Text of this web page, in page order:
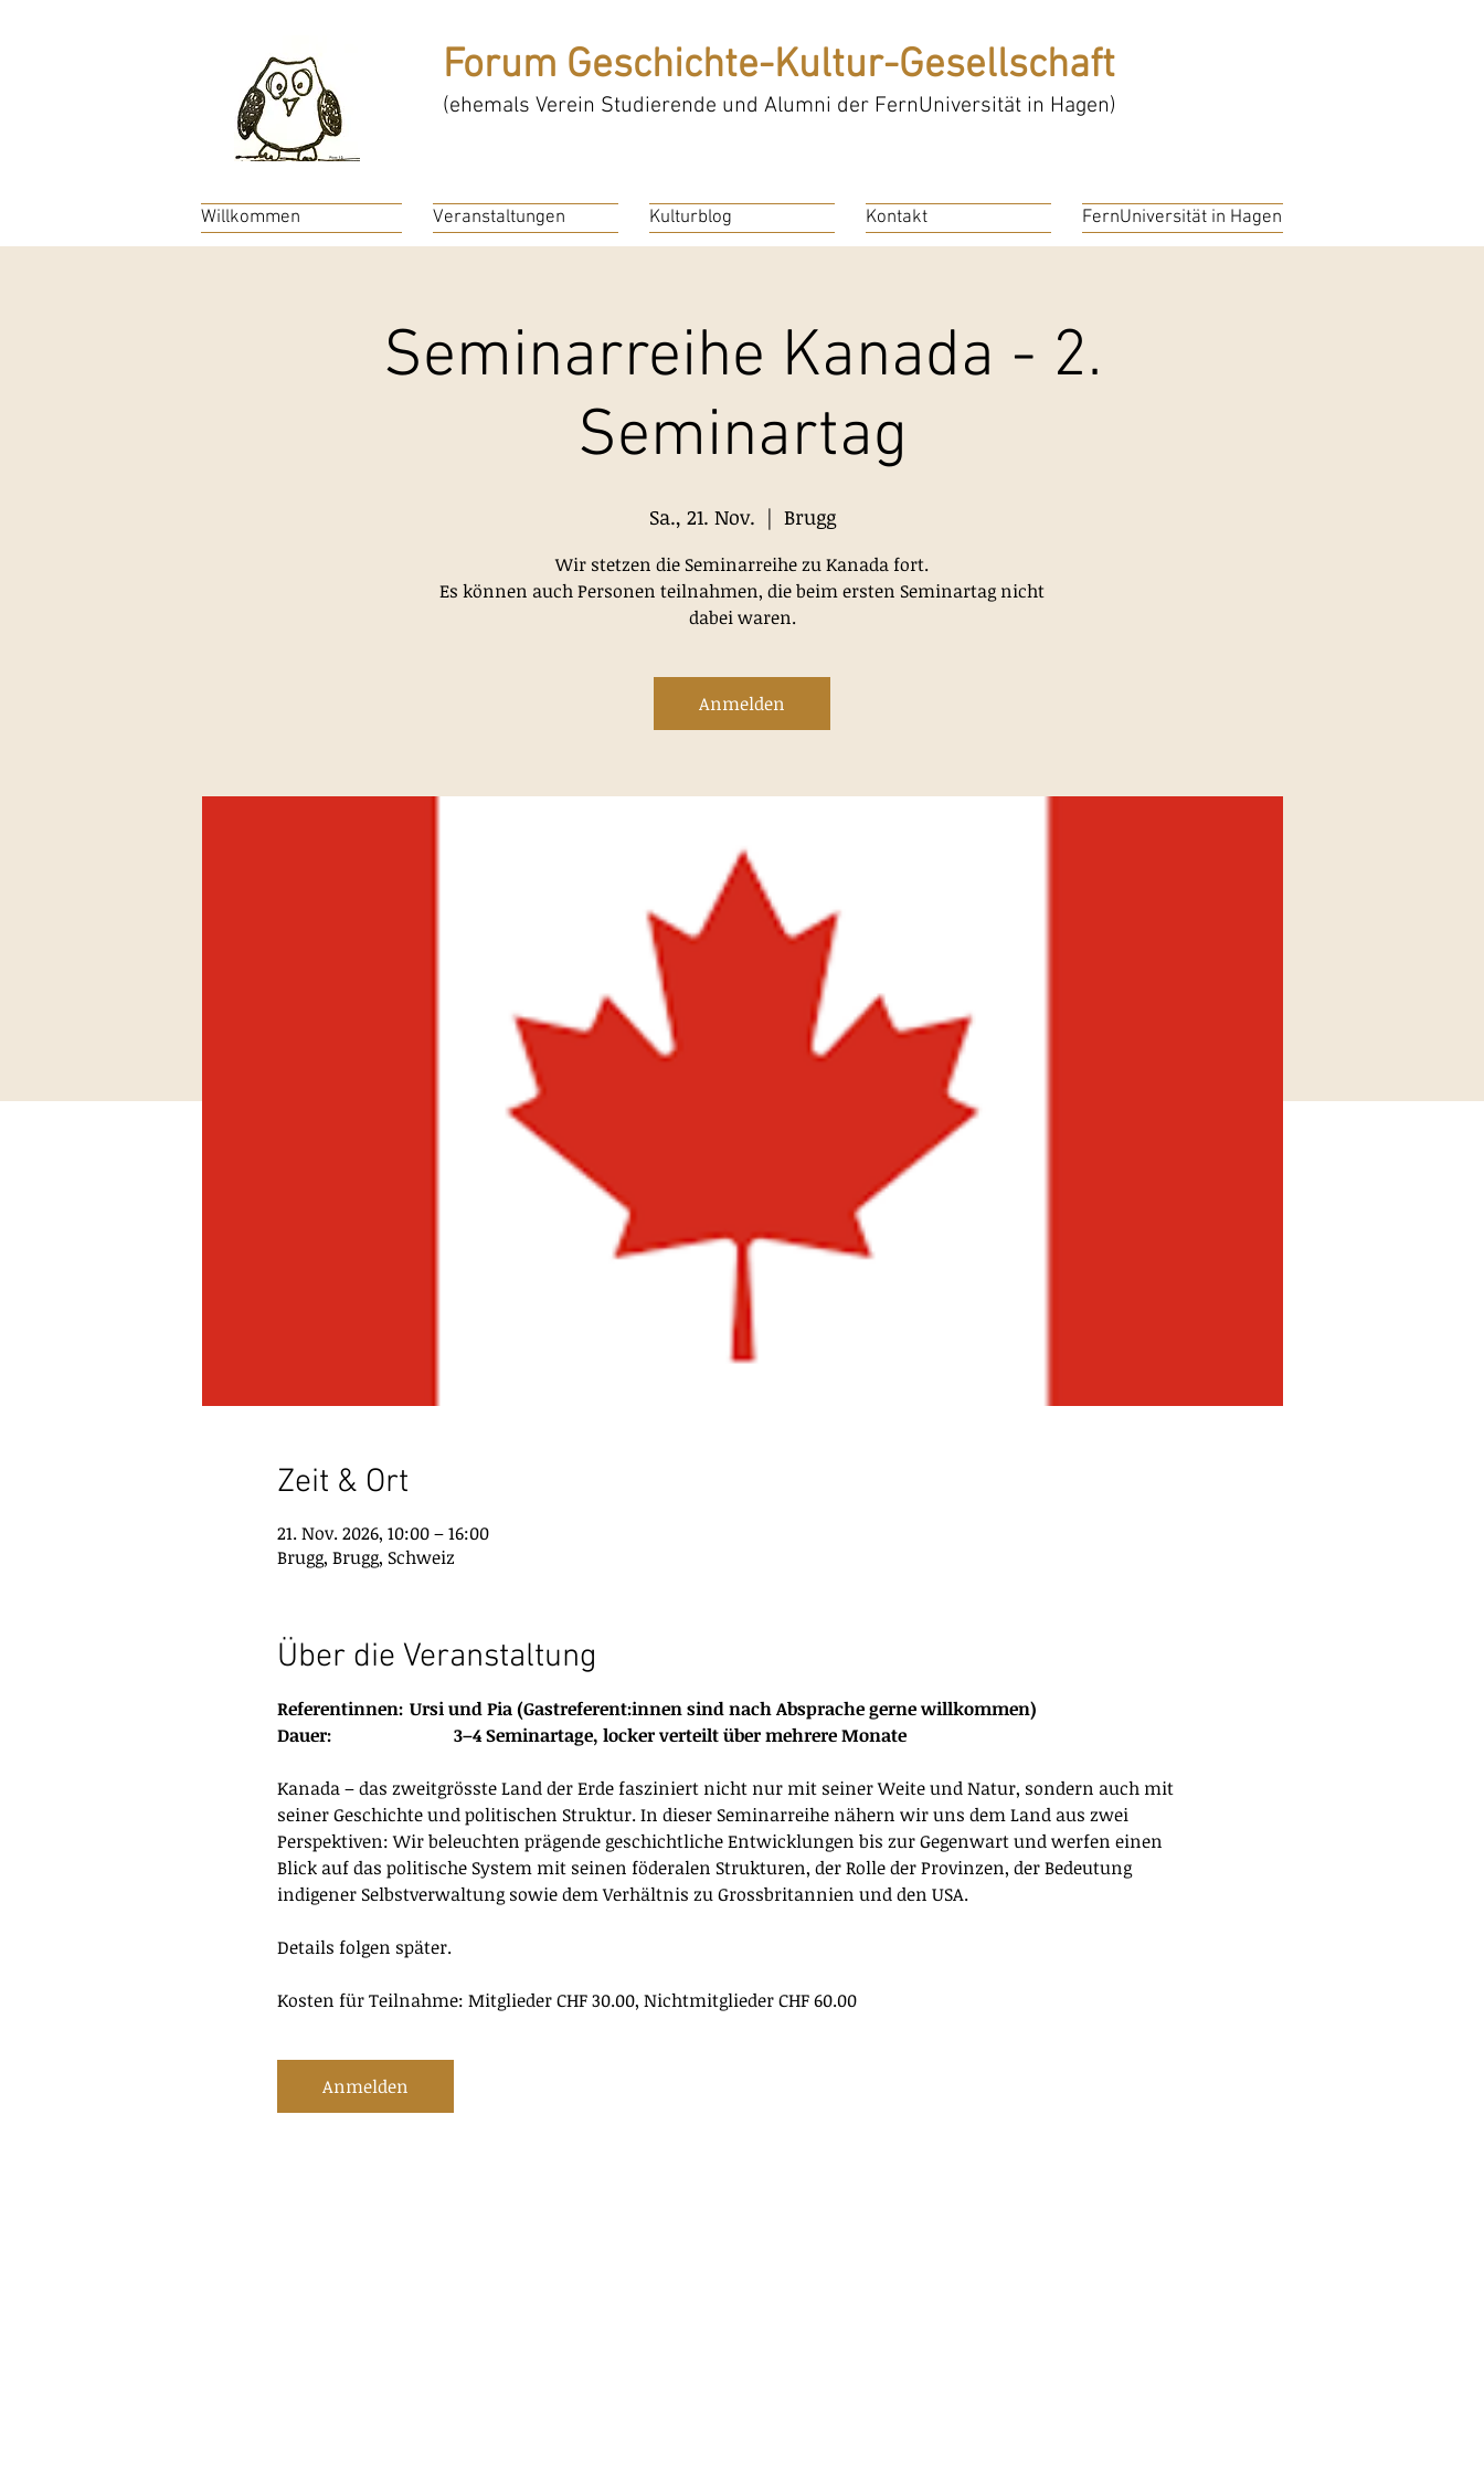
Forum Geschichte-Kultur-Gesellschaft
(ehemals Verein Studierende und Alumni der FernUniversität in Hagen)
Willkommen Veranstaltungen Kulturblog Kontakt FernUniversität in Hagen
Seminarreihe Kanada - 2.
Seminartag
Sa., 21. Nov.
  |
Brugg
Wir stetzen die Seminarreihe zu Kanada fort.
Es können auch Personen teilnahmen, die beim ersten Seminartag nicht
dabei waren.
Anmelden
Zeit & Ort
21. Nov. 2026, 10:00 – 16:00
Brugg, Brugg, Schweiz
Über die Veranstaltung
Referentinnen: 	Ursi und Pia (Gastreferent:innen sind nach Absprache gerne willkommen)
Dauer: 			3–4 Seminartage, locker verteilt über mehrere Monate
Kanada – das zweitgrösste Land der Erde fasziniert nicht nur mit seiner Weite und Natur, sondern auch mit
seiner Geschichte und politischen Struktur. In dieser Seminarreihe nähern wir uns dem Land aus zwei
Perspektiven: Wir beleuchten prägende geschichtliche Entwicklungen bis zur Gegenwart und werfen einen
Blick auf das politische System mit seinen föderalen Strukturen, der Rolle der Provinzen, der Bedeutung
indigener Selbstverwaltung sowie dem Verhältnis zu Grossbritannien und den USA.
Details folgen später.
Kosten für Teilnahme: Mitglieder CHF 30.00, Nichtmitglieder CHF 60.00
Anmelden